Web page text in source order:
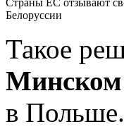
Страны ЕС отзывают
Белоруссии
Такое
Минском
в Польше.